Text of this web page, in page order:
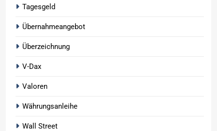
Tagesgeld
Übernahmeangebot
Überzeichnung
V-Dax
Valoren
Währungsanleihe
Wall Street